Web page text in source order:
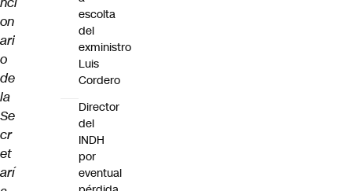
on
ari
o
de
la
Se
cr
et
arí
escolta
del
exministro
Luis
Cordero
Director
del
INDH
por
eventual